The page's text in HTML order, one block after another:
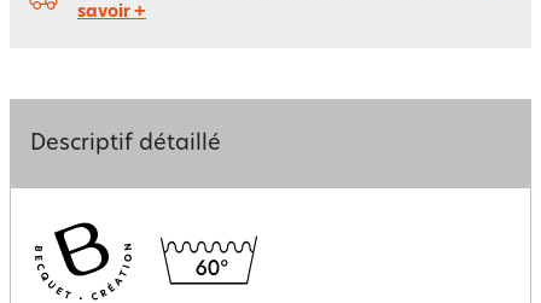
savoir +
Descriptif détaillé